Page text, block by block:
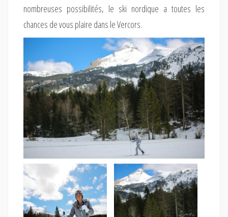
nombreuses possibilités, le ski nordique a toutes les
chances de vous plaire dans le Vercors.